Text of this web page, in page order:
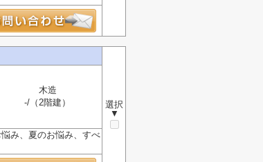
選択
▼
木造
-/（2階建）
み、夏のお悩み、すべ